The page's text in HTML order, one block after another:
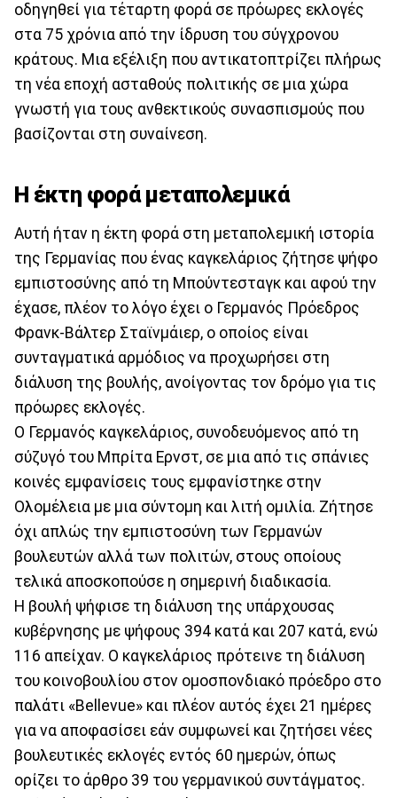
οδηγηθεί για τέταρτη φορά σε πρόωρες εκλογές
στα 75 χρόνια από την ίδρυση του σύγχρονου
κράτους. Μια εξέλιξη που αντικατοπτρίζει πλήρως
τη νέα εποχή ασταθούς πολιτικής σε μια χώρα
γνωστή για τους ανθεκτικούς συνασπισμούς που
βασίζονται στη συναίνεση.
Η έκτη φορά μεταπολεμικά
Αυτή ήταν η έκτη φορά στη μεταπολεμική ιστορία
της Γερμανίας που ένας καγκελάριος ζήτησε ψήφο
εμπιστοσύνης από τη Μπούντεσταγκ και αφού την
έχασε, πλέον το λόγο έχει ο Γερμανός Πρόεδρος
Φρανκ-Βάλτερ Σταϊνμάιερ, ο οποίος είναι
συνταγματικά αρμόδιος να προχωρήσει στη
διάλυση της βουλής, ανοίγοντας τον δρόμο για τις
πρόωρες εκλογές.
Ο Γερμανός καγκελάριος, συνοδευόμενος από τη
σύζυγό του Mπρίτα Ερνστ, σε μια από τις σπάνιες
κοινές εμφανίσεις τους εμφανίστηκε στην
Ολομέλεια με μια σύντομη και λιτή ομιλία. Ζήτησε
όχι απλώς την εμπιστοσύνη των Γερμανών
βουλευτών αλλά των πολιτών, στους οποίους
τελικά αποσκοπούσε η σημερινή διαδικασία.
Η βουλή ψήφισε τη διάλυση της υπάρχουσας
κυβέρνησης με ψήφους 394 κατά και 207 κατά, ενώ
116 απείχαν. Ο καγκελάριος πρότεινε τη διάλυση
του κοινοβουλίου στον ομοσπονδιακό πρόεδρο στο
παλάτι «Bellevue» και πλέον αυτός έχει 21 ημέρες
για να αποφασίσει εάν συμφωνεί και ζητήσει νέες
βουλευτικές εκλογές εντός 60 ημερών, όπως
ορίζει το άρθρο 39 του γερμανικού συντάγματος.